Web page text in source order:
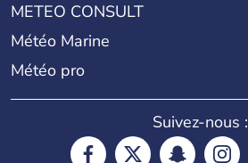
METEO CONSULT
Météo Marine
Météo pro
Suivez-nous :